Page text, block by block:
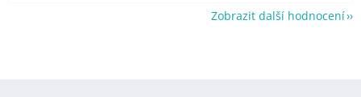
Zobrazit další hodnocení